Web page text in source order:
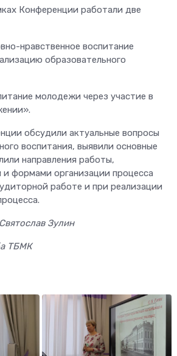
Конференции работали две
нравственное воспитание
образовательного
молодежи через участие в
обсудили актуальные вопросы
воспитания, выявили основные
направления работы,
формами организации процесса
работе и при реализации
Зулин
ТБМК